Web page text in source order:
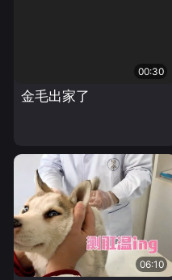
00:30
金毛出家了
06:10